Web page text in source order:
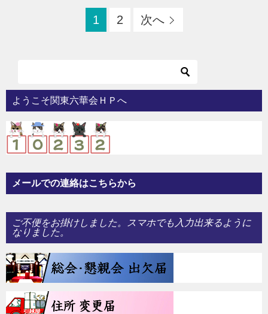
1 2 次へ
ようこそ関東六華会ＨＰへ
メールでの連絡はこちらから
ご不便をお掛けしました。スマホでも入力出来るように
なりました。